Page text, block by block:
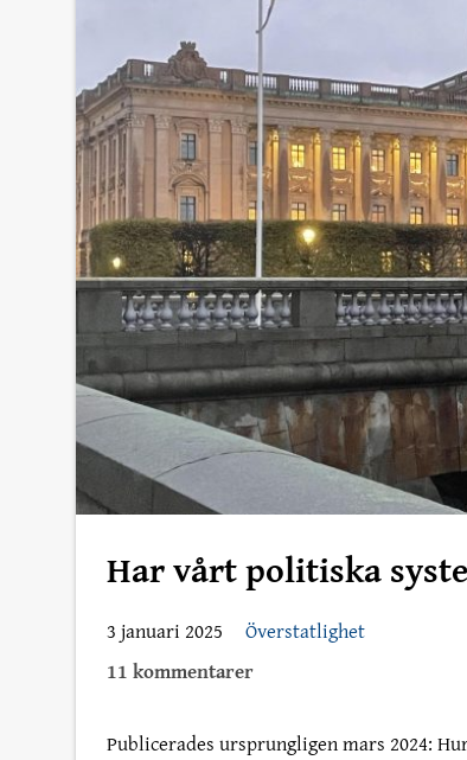
Har vårt politiska
3 januari 2025
Överstatlighet
11 kommentarer
Publicerades ursprungligen mars 2024: